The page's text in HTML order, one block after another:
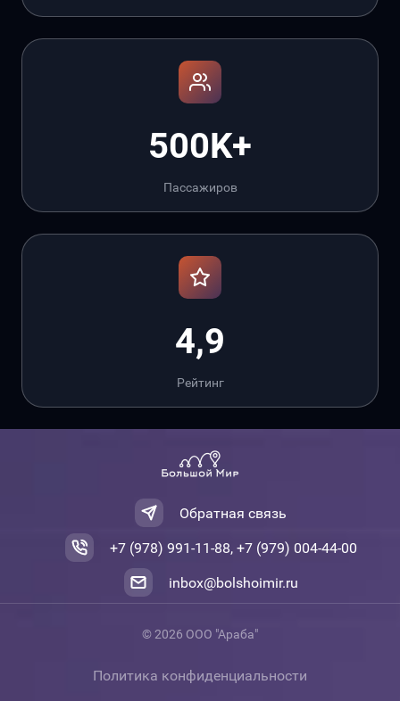
500K+
Пассажиров
4,9
Рейтинг
Обратная связь
+7 (978) 991-11-88, +7 (979) 004-44-00
inbox@bolshoimir.ru
© 2026 ООО "Араба"
Политика конфиденциальности